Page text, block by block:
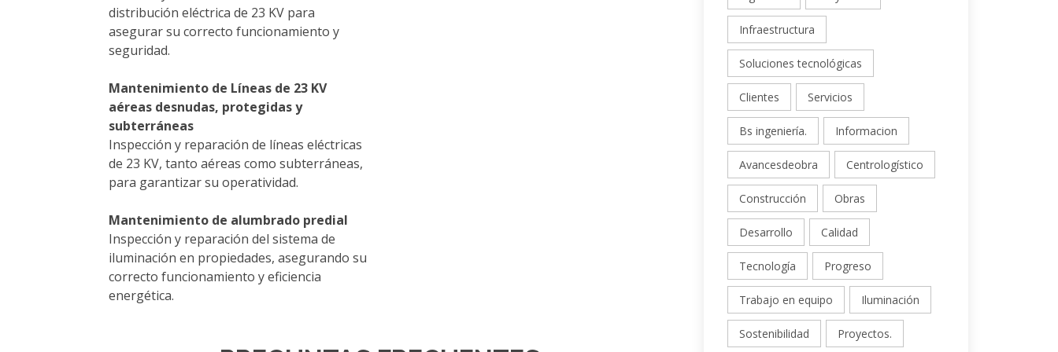
distribución eléctrica de 23 KV para
asegurar su correcto funcionamiento y
seguridad.
Mantenimiento de Líneas de 23 KV
aéreas desnudas, protegidas y
subterráneas
Inspección y reparación de líneas eléctricas
de 23 KV, tanto aéreas como subterráneas,
para garantizar su operatividad.
Mantenimiento de alumbrado predial
Inspección y reparación del sistema de
iluminación en propiedades, asegurando su
correcto funcionamiento y eficiencia
energética.
Infraestructura
Soluciones tecnológicas
Clientes Servicios
Bs ingeniería. Informacion
Avancesdeobra Centrologístico
Construcción Obras
Desarrollo Calidad
Tecnología Progreso
Trabajo en equipo Iluminación
Sostenibilidad Proyectos.